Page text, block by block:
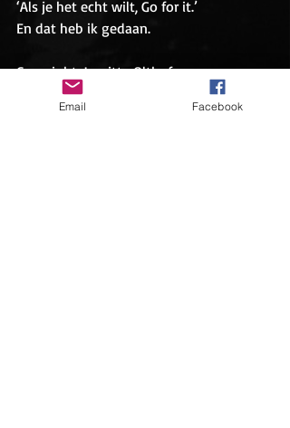
‘Als je het echt wilt, Go for it.’
En dat heb ik gedaan.
Copyright: Jagritta Olthof
Email Facebook